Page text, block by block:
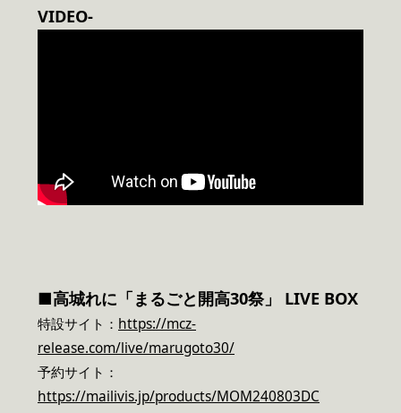
VIDEO-
■高城れに 「まるごと開高30祭」 LIVE BOX
特設サイト： https://mcz-
release.com/live/marugoto30/
予約サイト：
https://mailivis.jp/products/MOM240803DC